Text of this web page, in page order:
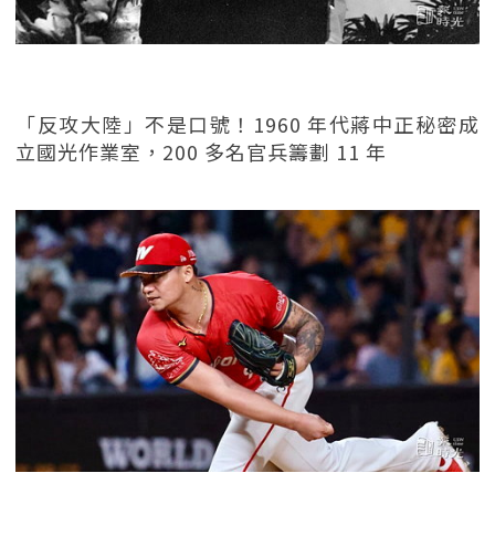
「反攻大陸」不是口號！1960 年代蔣中正秘密成
立國光作業室，200 多名官兵籌劃 11 年